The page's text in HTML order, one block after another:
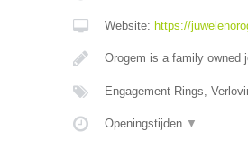
Website: https://
Orogem is a family owned
Engagement Rings,
Openingstijden ▼